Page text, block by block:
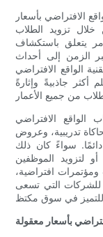
الافتراضي بأسعار
خلال تزويد الطلاب
يتعلق باستكشاف
الزمن إلى أحداث
الواقع الافتراضي
جاذبيةً وإثارةً
الواقع الافتراضي
تدريبية، وعروض
سواءً كان ذلك
لتزويد الموظفين
ومؤتمرات افتراضية،
للشركات التي تسعى
بأسعار معقولة